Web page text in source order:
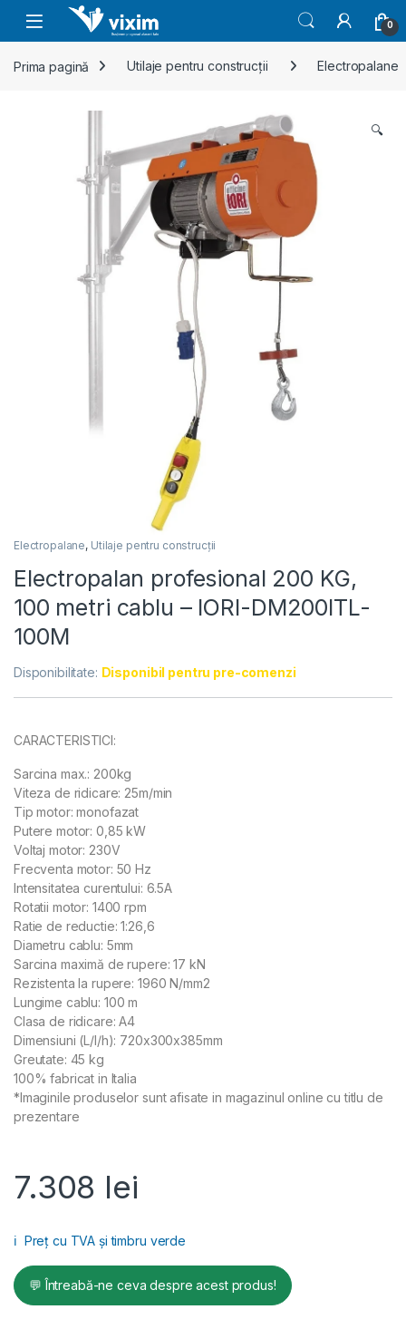
Skip to navigation
Skip to content
0
Prima pagină Utilaje pentru construcții Electropalane
🔍
Electropalane, Utilaje pentru construcții
Electropalan profesional 200 KG,
100 metri cablu – IORI-DM200ITL-
100M
Disponibilitate: Disponibil pentru pre-comenzi
CARACTERISTICI:
Sarcina max.: 200kg
Viteza de ridicare: 25m/min
Tip motor: monofazat
Putere motor: 0,85 kW
Voltaj motor: 230V
Frecventa motor: 50 Hz
Intensitatea curentului: 6.5A
Rotatii motor: 1400 rpm
Ratie de reductie: 1:26,6
Diametru cablu: 5mm
Sarcina maximă de rupere: 17 kN
Rezistenta la rupere: 1960 N/mm2
Lungime cablu: 100 m
Clasa de ridicare: A4
Dimensiuni (L/l/h): 720x300x385mm
Greutate: 45 kg
100% fabricat in Italia
*Imaginile produselor sunt afisate in magazinul online cu titlu de
prezentare
7.308 lei
ℹ️ Preț cu TVA și timbru verde
💬 Întreabă-ne ceva despre acest produs!